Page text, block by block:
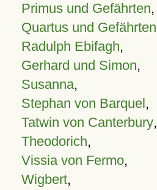
Primus und Gefährten,
Quartus und Gefährten
Radulph Ebifagh,
Gerhard und Simon,
Susanna,
Stephan von Barquel,
Tatwin von Canterbury,
Theodorich,
Vissia von Fermo,
Wigbert,